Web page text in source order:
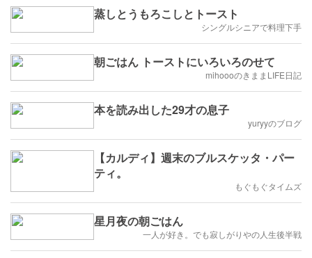
蒸しとうもろこしとトースト
シングルシニアで料理下手
朝ごはん トーストにいろいろのせて
mihoooのきままLIFE日記
本を読み出した29才の息子
yuryyのブログ
【カルディ】週末のブルスケッタ・パー
ティ。
もぐもぐタイムズ
星月夜の朝ごはん
一人が好き。でも寂しがりやの人生後半戦